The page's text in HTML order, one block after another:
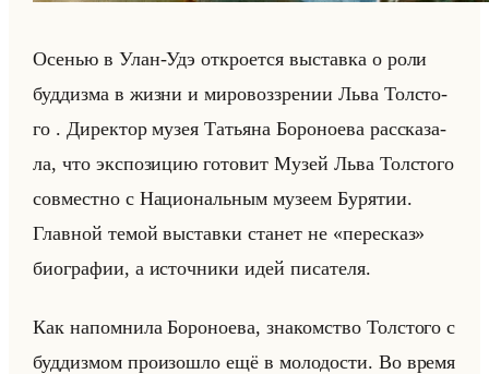
Осе­нью в Улан-Удэ от­кро­ет­ся вы­став­ка о роли
буд­диз­ма в жизни и ми­ро­воз­зре­нии Льва Тол­сто­
го . Ди­рек­тор музея Та­тья­на Бо­ро­но­ева рас­ска­за­
ла, что экс­по­зи­цию го­то­вит Музей Льва Тол­сто­го
сов­мест­но с На­ци­ональным му­зе­ем Бу­ря­тии.
Глав­ной темой вы­став­ки ста­нет не «пересказ»
био­гра­фии, а ис­точ­ни­ки идей пи­са­те­ля.
Как на­пом­ни­ла Бо­ро­но­ева, зна­ком­ство Тол­сто­го с
буд­диз­мом про­изо­шло ещё в мо­ло­до­сти. Во время